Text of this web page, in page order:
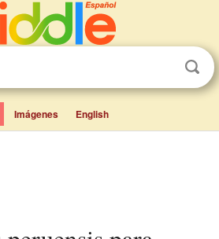
Imágenes English